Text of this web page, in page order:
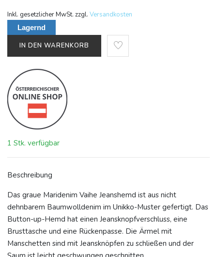
Inkl. gesetzlicher MwSt. zzgl. Versandkosten
Lagernd
IN DEN WARENKORB
1 Stk. verfügbar
Beschreibung
Das graue Maridenim Vaihe Jeanshemd ist aus nicht
dehnbarem Baumwolldenim im Unikko-Muster gefertigt. Das
Button-up-Hemd hat einen Jeansknopfverschluss, eine
Brusttasche und eine Rückenpasse. Die Ärmel mit
Manschetten sind mit Jeansknöpfen zu schließen und der